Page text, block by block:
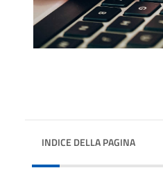
INDICE DELLA PAGINA